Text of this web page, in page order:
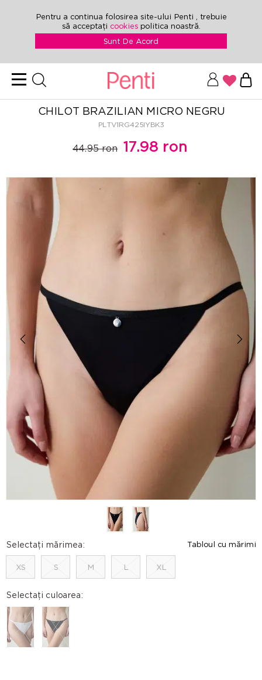
Pentru a continua folosirea site-ului Penti , trebuie
să acceptați cookies politica noastră.
Sunt De Acord
CHILOT BRAZILIAN MICRO NEGRU
PLTV1RG425IYBK3
44.95 ron 17.98 ron
Selectați mărimea: Tabloul cu mărimi
XS S M L XL
Selectați culoarea: